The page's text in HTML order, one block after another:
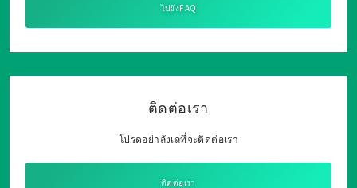
ไปยังFAQ
ติดต่อเรา
โปรดอย่าลังเลที่จะติดต่อเรา
ติดต่อเรา